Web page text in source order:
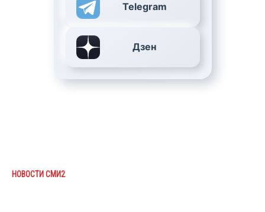
Telegram
Дзен
НОВОСТИ СМИ2